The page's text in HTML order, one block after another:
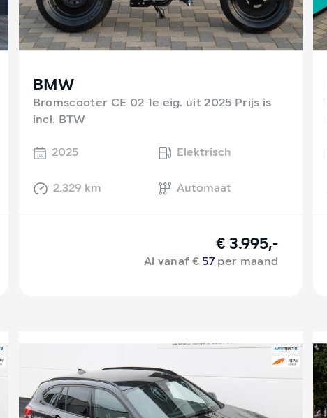
BMW
Bromscooter CE 02 1e eig. uit 2025 Prijs is
incl. BTW
2025
Elektrisch
2.329 km Automaat
€ 3.995,-
Al vanaf €57per maand